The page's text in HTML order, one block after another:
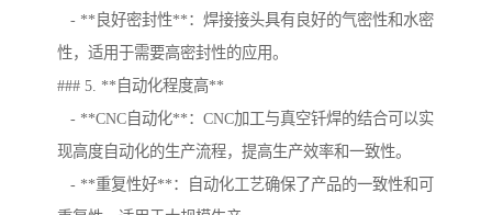
- **良好密封性**：焊接接头具有良好的气密性和水密
性，适用于需要高密封性的应用。
### 5. **自动化程度高**
- **CNC自动化**：CNC加工与真空钎焊的结合可以实
现高度自动化的生产流程，提高生产效率和一致性。
- **重复性好**：自动化工艺确保了产品的一致性和可